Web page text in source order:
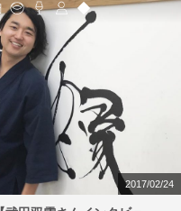
2017/02/24